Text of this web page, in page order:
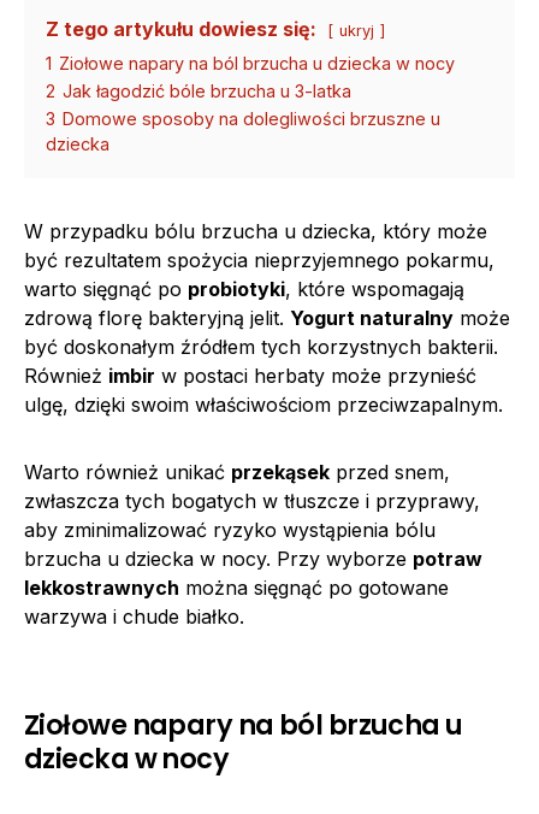
Z tego artykułu dowiesz się: ukryj
1 Ziołowe napary na ból brzucha u dziecka w nocy
2 Jak łagodzić bóle brzucha u 3-latka
3 Domowe sposoby na dolegliwości brzuszne u
dziecka
W przypadku bólu brzucha u dziecka, który może
być rezultatem spożycia nieprzyjemnego pokarmu,
warto sięgnąć po probiotyki, które wspomagają
zdrową florę bakteryjną jelit. Yogurt naturalny może
być doskonałym źródłem tych korzystnych bakterii.
Również imbir w postaci herbaty może przynieść
ulgę, dzięki swoim właściwościom przeciwzapalnym.
Warto również unikać przekąsek przed snem,
zwłaszcza tych bogatych w tłuszcze i przyprawy,
aby zminimalizować ryzyko wystąpienia bólu
brzucha u dziecka w nocy. Przy wyborze potraw
lekkostrawnych można sięgnąć po gotowane
warzywa i chude białko.
Ziołowe napary na ból brzucha u
dziecka w nocy